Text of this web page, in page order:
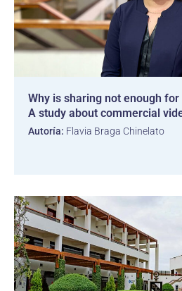
Why is sharing not enough
A study about commercial
Autoría: Flavia Braga Chinelato